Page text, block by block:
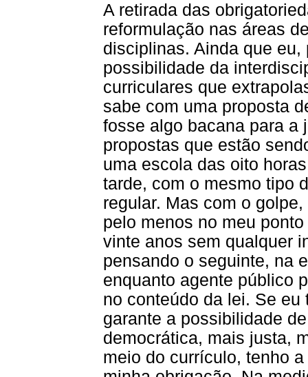
A retirada das
reformulação nas áreas
disciplinas. Ainda que
possibilidade da
curriculares que
sabe com uma proposta
fosse algo bacana para a
propostas que estão
uma escola das oito
tarde, com o mesmo tipo
regular. Mas com o
pelo menos no meu
vinte anos sem qualquer
pensando o seguinte, na
enquanto agente público
no conteúdo da lei. Se
garante a possibilidade
democrática, mais justa,
meio do currículo, tenho